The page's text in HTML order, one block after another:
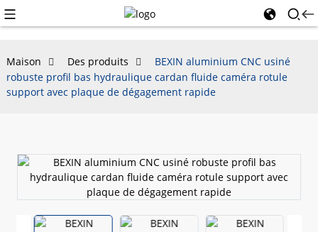
Maison Des produits
BEXIN aluminium CNC usiné
robuste profil bas hydraulique cardan fluide caméra rotule
support avec plaque de dégagement rapide